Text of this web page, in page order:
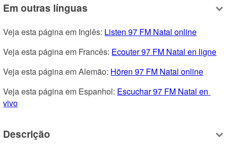
Em outras línguas
Veja esta página em Inglês: Listen 97 FM Natal online
Veja esta página em Francês: Ecouter 97 FM Natal en ligne
Veja esta página em Alemão: Hören 97 FM Natal online
Veja esta página em Espanhol: Escuchar 97 FM Natal en
vivo
Descrição